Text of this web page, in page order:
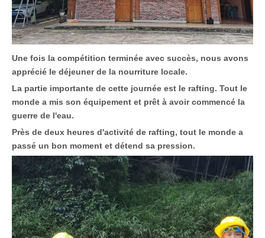
Une fois la compétition terminée avec succès, nous avons
apprécié le déjeuner de la nourriture locale.
La partie importante de cette journée est le rafting. Tout le
monde a mis son équipement et prêt à avoir commencé la
guerre de l'eau.
Près de deux heures d'activité de rafting, tout le monde a
passé un bon moment et détend sa pression.